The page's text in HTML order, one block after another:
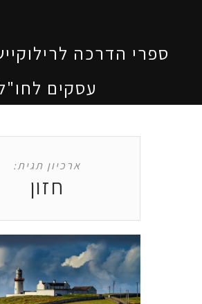
ספרי הדרכה
עסקים
ארכיון תגית:
חזון